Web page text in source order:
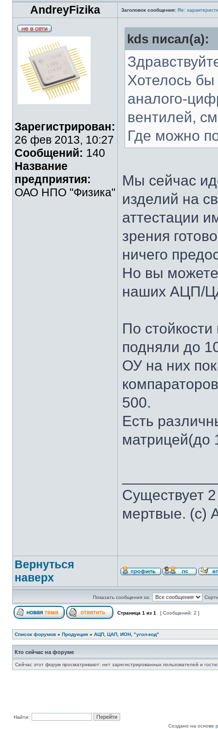
AndreyFizika
Заголовок сообщения: Re:
Зарегистрирован:
26 фев 2013, 10:27
Сообщений: 140
Название
предприятия:
ОАО НПО "Физика"
kds писал(а):
Хотелось
аналого-
вентилей,
Где можно
Мы сейчас
изделий на
аттестации
зрения
ничего
Но вы
наших АЦП/
По
подняли до
ОУ на них
500.
Есть
матрицей(до
Существует
мертвые. (с)
Вернуться
наверх
Показать сообщения за:
Страница 1 из 1 [ Сообщений: 2 ]
Список форумов » Продукция » АЦП, ЦАП, ИОН, "угол-код"
Кто сейчас на форуме
Сейчас этот форум просматривают: нет зарегистрированных пользователей и
Найти:
Создано на основе